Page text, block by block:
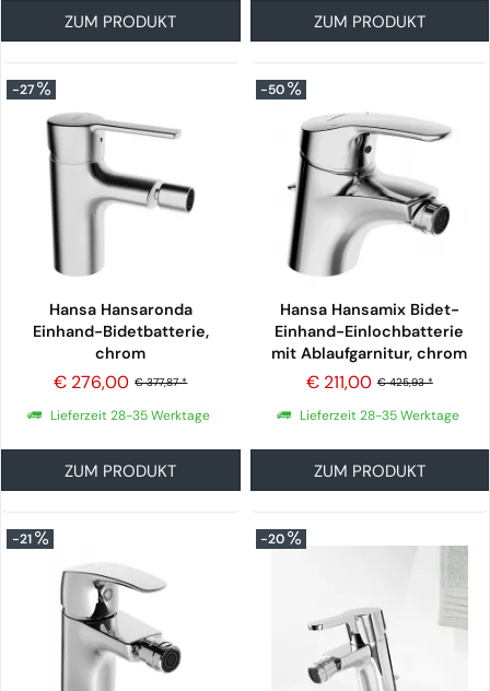
ZUM PRODUKT ZUM PRODUKT
-27
Hansa Hansaronda
Einhand-Bidetbatterie,
chrom
€ 377,87 *
€ 276,00
Lieferzeit 28-35 Werktage
ZUM PRODUKT
-50
Hansa Hansamix Bidet-
Einhand-Einlochbatterie
mit Ablaufgarnitur, chrom
€ 425,93 *
€ 211,00
Lieferzeit 28-35 Werktage
ZUM PRODUKT
-21 -20